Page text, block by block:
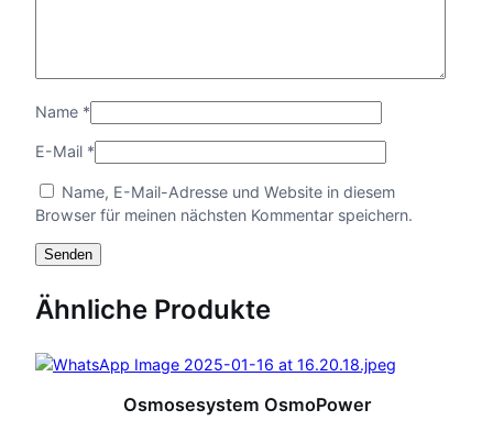
i
l
e
n
Name *
E-Mail *
Name, E-Mail-Adresse und Website in diesem
Browser für meinen nächsten Kommentar speichern.
Ähnliche Produkte
Osmosesystem OsmoPower